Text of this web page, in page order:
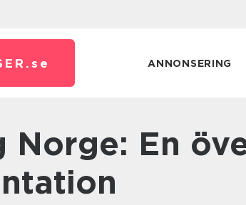
se ANNONSERING